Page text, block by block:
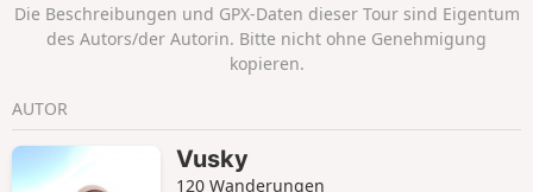
Die Beschreibungen und GPX-Daten dieser Tour sind Eigentum
des Autors/der Autorin. Bitte nicht ohne Genehmigung
kopieren.
AUTOR
Vusky
120 Wanderungen